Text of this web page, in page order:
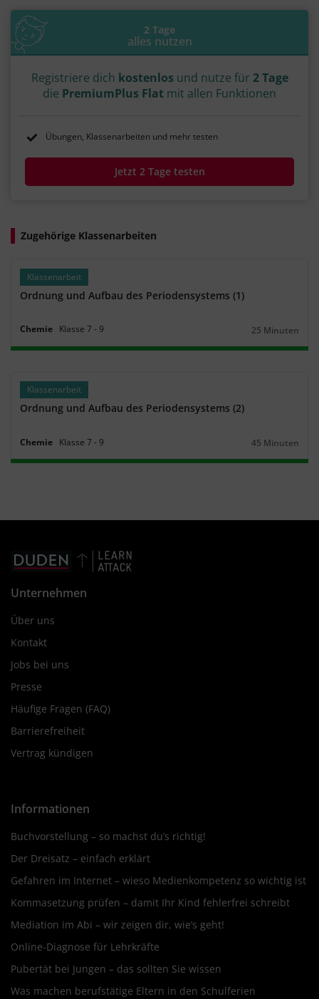
2 Tage
alles nutzen
Registriere dich kostenlos und nutze für 2 Tage
die PremiumPlus Flat mit allen Funktionen
Übungen, Klassenarbeiten und mehr testen
Jetzt 2 Tage testen
Zugehörige Klassenarbeiten
Klassenarbeit
Ordnung und Aufbau des Periodensystems (1)
Chemie Klasse 7 ‐9
Dauer:
25 Minuten
Klassenarbeit
Ordnung und Aufbau des Periodensystems (2)
Chemie Klasse 7 ‐9
Dauer:
45 Minuten
Unternehmen
Über uns
Kontakt
Jobs bei uns
Presse
Häufige Fragen (FAQ)
Barrierefreiheit
Vertrag kündigen
Informationen
Buchvorstellung – so machst du’s richtig!
Der Dreisatz – einfach erklärt
Gefahren im Internet – wieso Medienkompetenz so wichtig ist
Kommasetzung prüfen – damit Ihr Kind fehlerfrei schreibt
Mediation im Abi – wir zeigen dir, wie’s geht!
Online-Diagnose für Lehrkräfte
Pubertät bei Jungen – das sollten Sie wissen
Was machen berufstätige Eltern in den Schulferien